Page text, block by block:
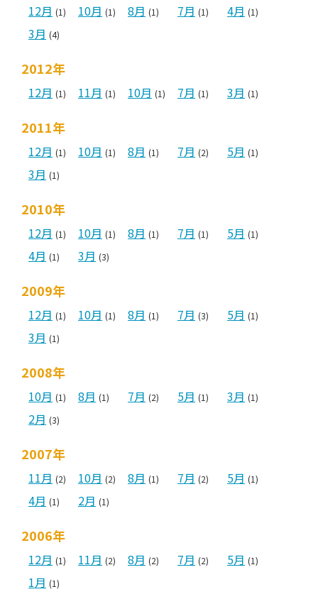
12月 (1) 10月 (1) 8月 (1) 7月 (1) 4月 (1)
3月 (4)
2012年
12月 (1) 11月 (1) 10月 (1) 7月 (1) 3月 (1)
2011年
12月 (1) 10月 (1) 8月 (1) 7月 (2) 5月 (1)
3月 (1)
2010年
12月 (1) 10月 (1) 8月 (1) 7月 (1) 5月 (1)
4月 (1) 3月 (3)
2009年
12月 (1) 10月 (1) 8月 (1) 7月 (3) 5月 (1)
3月 (1)
2008年
10月 (1) 8月 (1) 7月 (2) 5月 (1) 3月 (1)
2月 (3)
2007年
11月 (2) 10月 (2) 8月 (1) 7月 (2) 5月 (1)
4月 (1) 2月 (1)
2006年
12月 (1) 11月 (2) 8月 (2) 7月 (2) 5月 (1)
1月 (1)